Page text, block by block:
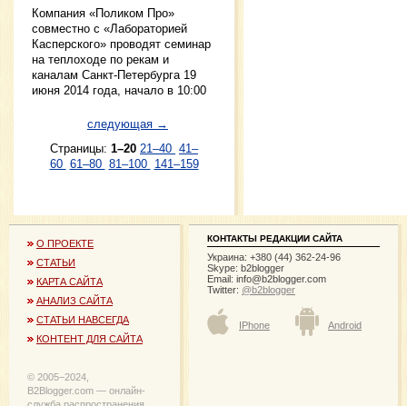
Компания «Поликом Про»
совместно с «Лабораторией
Касперского» проводят семинар
на теплоходе по рекам и
каналам Санкт-Петербурга 19
июня 2014 года, начало в 10:00
следующая →
Страницы: 1–20 21–40 41–
60 61–80 81–100 141–159
О ПРОЕКТЕ
СТАТЬИ
КАРТА САЙТА
АНАЛИЗ САЙТА
СТАТЬИ НАВСЕГДА
КОНТЕНТ ДЛЯ САЙТА
© 2005−2024,
B2Blogger.com — онлайн-
КОНТАКТЫ РЕДАКЦИИ САЙТА
Украина: +380 (44) 362-24-96
Skype: b2blogger
Email: info@b2blogger.com
Twitter: @b2blogger
IPhone Android